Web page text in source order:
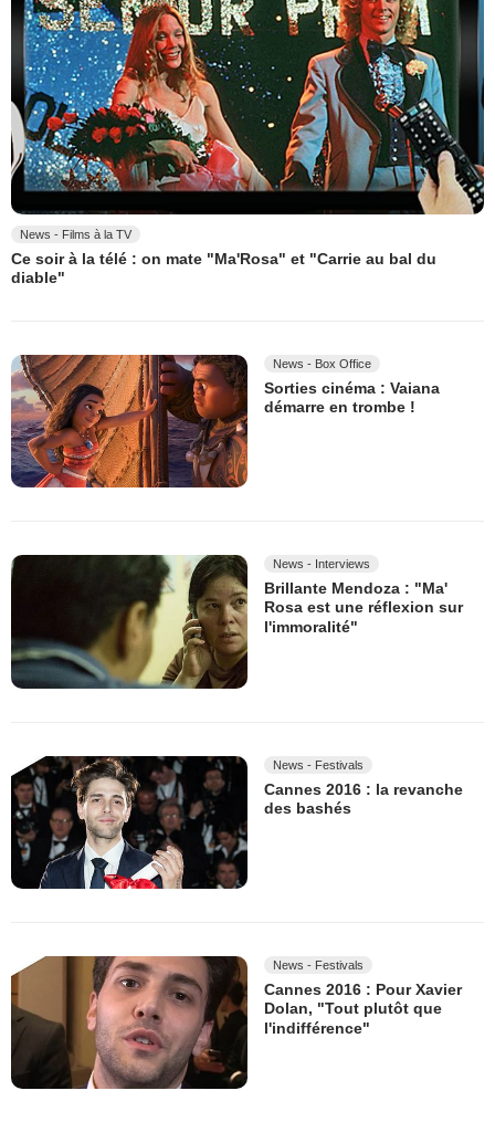
News - Films à la TV
Ce soir à la télé : on mate "Ma'Rosa" et "Carrie au bal du
diable"
News - Box Office
Sorties cinéma : Vaiana
démarre en trombe !
News - Interviews
Brillante Mendoza : "Ma'
Rosa est une réflexion sur
l'immoralité"
News - Festivals
Cannes 2016 : la revanche
des bashés
News - Festivals
Cannes 2016 : Pour Xavier
Dolan, "Tout plutôt que
l'indifférence"